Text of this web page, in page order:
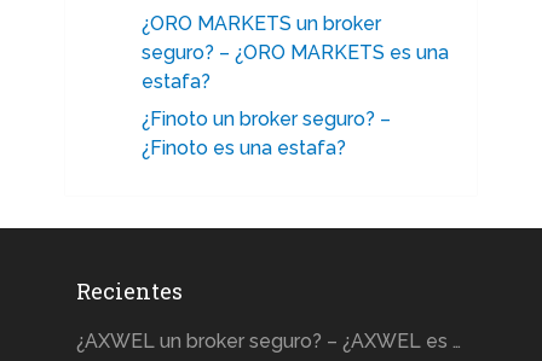
¿ORO MARKETS un broker
seguro? – ¿ORO MARKETS es una
estafa?
¿Finoto un broker seguro? –
¿Finoto es una estafa?
Recientes
¿AXWEL un broker seguro? – ¿AXWEL es …